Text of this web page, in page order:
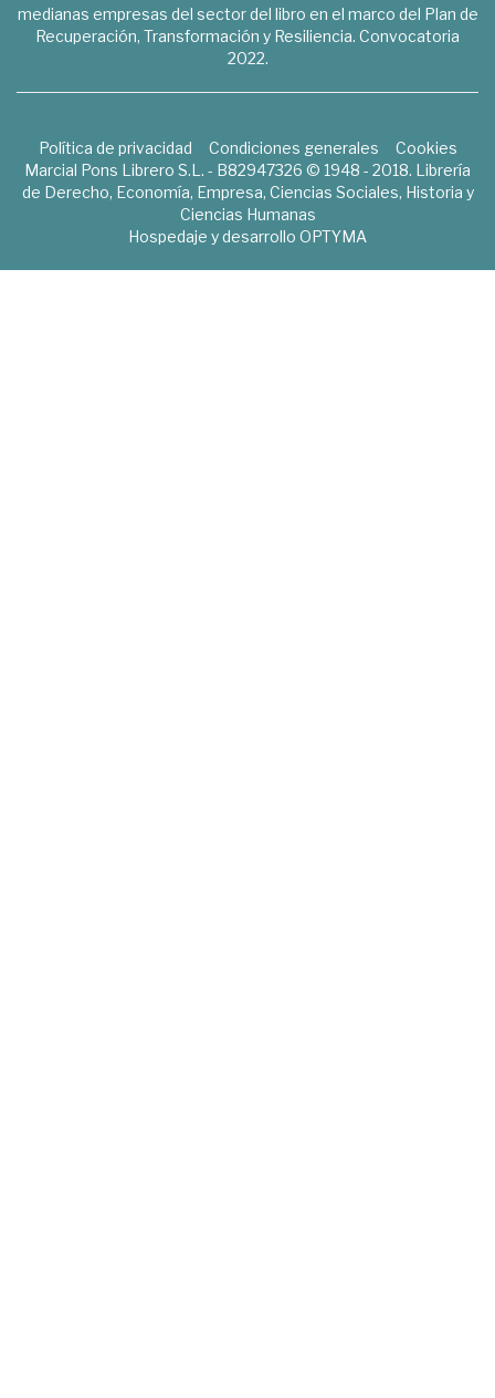
medianas empresas del sector del libro en el marco del Plan de
Recuperación, Transformación y Resiliencia. Convocatoria
2022.
Política de privacidad Condiciones generales
Cookies
Marcial Pons Librero S.L. - B82947326 © 1948 - 2018. Librería
de Derecho, Economía, Empresa, Ciencias Sociales, Historia y
Ciencias Humanas
Hospedaje y desarrollo OPTYMA